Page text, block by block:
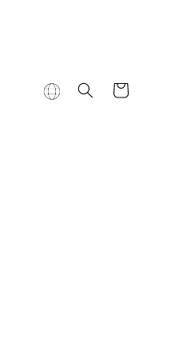
Warenkorb